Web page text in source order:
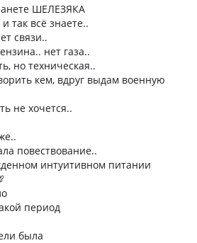
ШЕЛЕЗЯКА
так всё знаете..
связи..
нет газа..
но техническая..
кем, вдруг выдам военную
не хочется..
повествование..
интуитивном питании
период
была